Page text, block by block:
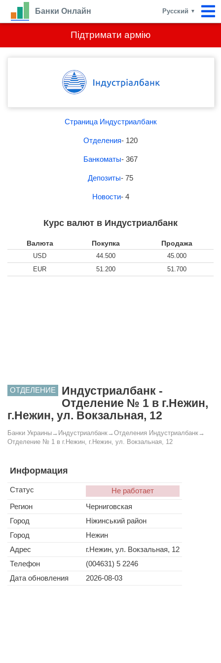
Підтримати армію
Банки Онлайн Русский ▼
Страница Индустриалбанк
Отделения- 120
Банкоматы- 367
Депозиты- 75
Новости- 4
Курс валют в Индустриалбанк
Валюта Покупка Продажа
USD 44.500
45.000
EUR
51.200 51.700
ОТДЕЛЕНИЕ
Индустриалбанк -
Отделение № 1 в г.Нежин,
г.Нежин, ул. Вокзальная, 12
Банки Украины→ Индустриалбанк→ Отделения Индустриалбанк→
Отделение № 1 в г.Нежин, г.Нежин, ул. Вокзальная, 12
Информация
Статус
Не работает
Регион
Черниговская
Город
Ніжинський район
Город
Нежин
Адрес
г.Нежин, ул. Вокзальная, 12
Телефон
(004631) 5 2246
Дата обновления
2026-08-03